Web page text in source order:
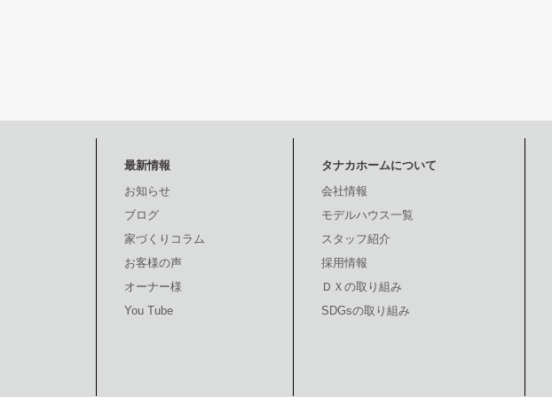
最新情報
お知らせ
ブログ
家づくりコラム
お客様の声
オーナー様
You Tube
タナカホームについて
会社情報
モデルハウス一覧
スタッフ紹介
採用情報
ＤＸの取り組み
SDGsの取り組み